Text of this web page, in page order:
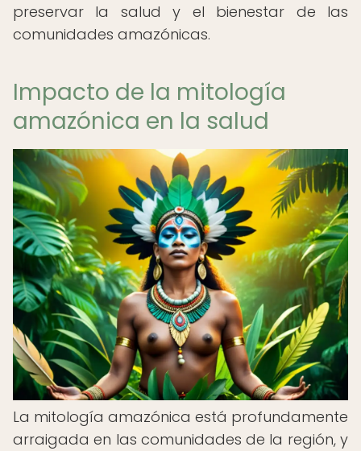
preservar la salud y el bienestar de las
comunidades amazónicas.
Impacto de la mitología
amazónica en la salud
La mitología amazónica está profundamente
arraigada en las comunidades de la región, y